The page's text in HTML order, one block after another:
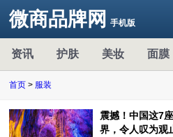
微商品牌网 手机版
资讯 护肤 美妆 面膜
首页 > 服装
震撼！中国这7
界，令人叹为观